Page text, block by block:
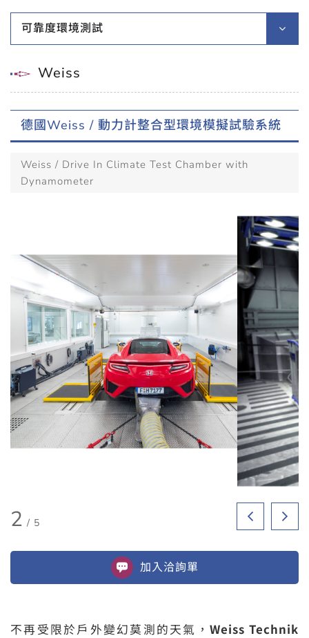
可靠度環境測試
Weiss
德國Weiss / 動力計整合型環境模擬試驗系統
Weiss / Drive In Climate Test Chamber with
Dynamometer
2 / 5
加入洽詢單
不再受限於戶外變幻莫測的天氣， Weiss Technik